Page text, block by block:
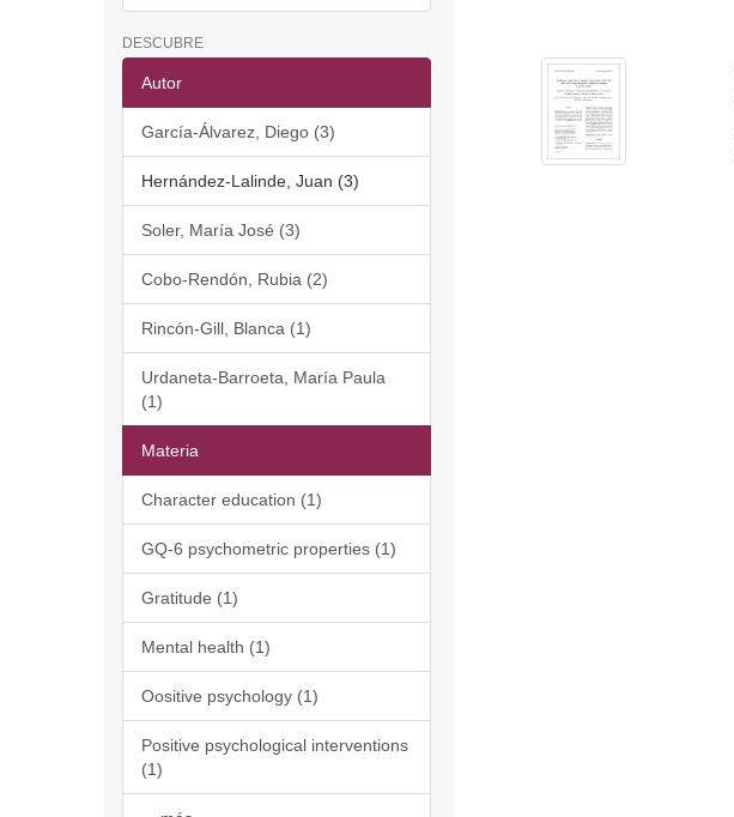
DESCUBRE
Autor
García-Álvarez, Diego (3)
Hernández-Lalinde, Juan (3)
Soler, María José (3)
Cobo-Rendón, Rubia (2)
Rincón-Gill, Blanca (1)
Urdaneta-Barroeta, María Paula
(1)
Materia
Character education (1)
GQ-6 psychometric properties (1)
Gratitude (1)
Mental health (1)
Oositive psychology (1)
Positive psychological interventions
(1)